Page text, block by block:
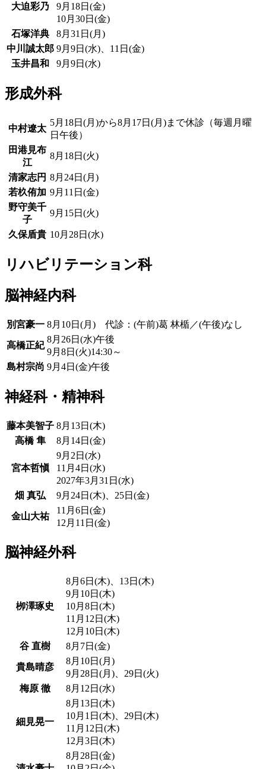
大迫彩乃
9月18日(金)
10月30日(金)
石塚洋典
8月31日(月)
中川誠太郎 9月9日(水)、11日(金)
玉井昌和
9月9日(水)
形成外科
中村遼太
5月18日(月)から8月17日(月)まで休診（毎週月曜
日午後）
田港見布
江
8月18日(火)
清家志円 8月24日(月)
若杦侑加 9月11日(金)
野守美千
子
9月15日(火)
久保盾貴 10月28日(水)
リハビリテーション科
脳神経内科
別宮豪一 8月10日(月) 代診：(午前)葛 林楯／(午後)なし
高橋正紀
8月26日(水)午後
9月8日(火)14:30～
島村宗尚 9月4日(金)午後
神経科・精神科
藤本美智子 8月13日(木)
高橋 隼
8月14日(金)
宮本哲愼
9月2日(水)
11月4日(水)
2027年3月31日(水)
畑 真弘
9月24日(木)、25日(金)
金山大祐
11月6日(金)
12月11日(金)
脳神経外科
栁澤琢史
8月6日(木)、13日(木)
9月10日(木)
10月8日(木)
11月12日(木)
12月10日(木)
谷 直樹
8月7日(金)
貴島晴彦
8月10日(月)
9月28日(月)、29日(火)
梅原 徹
8月12日(水)
細見晃一
8月13日(木)
10月1日(木)、29日(木)
11月12日(木)
12月3日(木)
8月28日(金)